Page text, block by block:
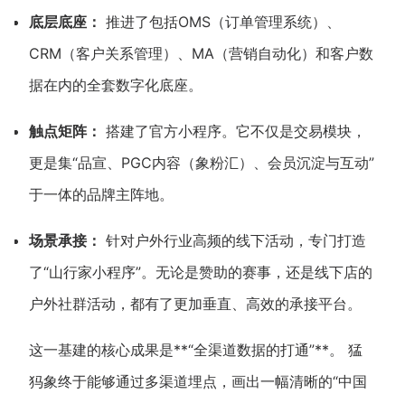
底层底座： 推进了包括OMS（订单管理系统）、
CRM（客户关系管理）、MA（营销自动化）和客户数
据在内的全套数字化底座。
触点矩阵： 搭建了官方小程序。它不仅是交易模块，
更是集“品宣、PGC内容（象粉汇）、会员沉淀与互动”
于一体的品牌主阵地。
场景承接： 针对户外行业高频的线下活动，专门打造
了“山行家小程序”。无论是赞助的赛事，还是线下店的
户外社群活动，都有了更加垂直、高效的承接平台。
这一基建的核心成果是**“全渠道数据的打通”**。 猛
犸象终于能够通过多渠道埋点，画出一幅清晰的“中国